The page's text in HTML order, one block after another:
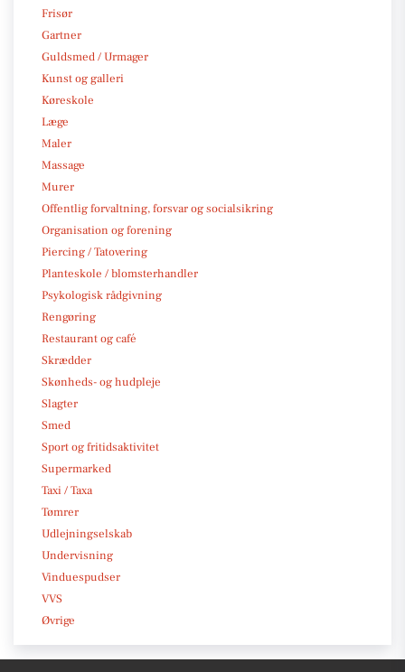
Frisør
Gartner
Guldsmed / Urmager
Kunst og galleri
Køreskole
Læge
Maler
Massage
Murer
Offentlig forvaltning, forsvar og socialsikring
Organisation og forening
Piercing / Tatovering
Planteskole / blomsterhandler
Psykologisk rådgivning
Rengøring
Restaurant og café
Skrædder
Skønheds- og hudpleje
Slagter
Smed
Sport og fritidsaktivitet
Supermarked
Taxi / Taxa
Tømrer
Udlejningselskab
Undervisning
Vinduespudser
VVS
Øvrige